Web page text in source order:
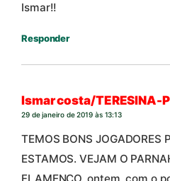
Ismar!!
Responder
Ismar costa/TERESINA-
29 de janeiro de 2019 às 13:13
TEMOS BONS JOGADORES
ESTAMOS. VEJAM O
FLAMENCO, ontem, com o